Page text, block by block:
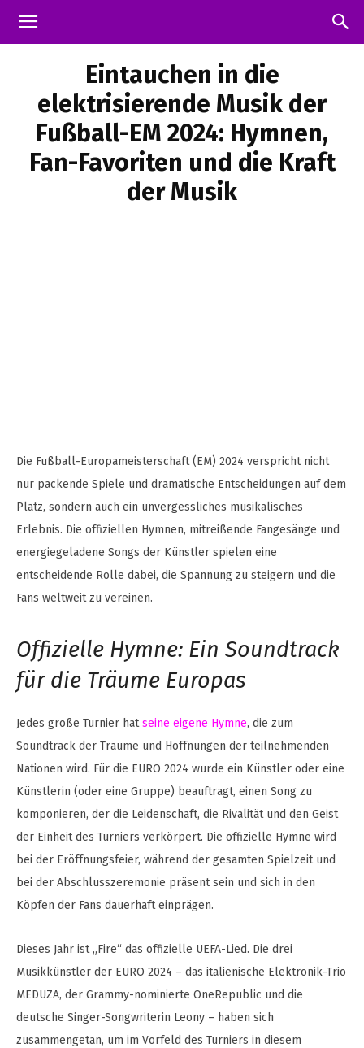
Eintauchen in die
elektrisierende Musik der
Fußball-EM 2024: Hymnen,
Fan-Favoriten und die Kraft
der Musik
Die Fußball-Europameisterschaft (EM) 2024 verspricht nicht
nur packende Spiele und dramatische Entscheidungen auf dem
Platz, sondern auch ein unvergessliches musikalisches
Erlebnis. Die offiziellen Hymnen, mitreißende Fangesänge und
energiegeladene Songs der Künstler spielen eine
entscheidende Rolle dabei, die Spannung zu steigern und die
Fans weltweit zu vereinen.
Offizielle Hymne: Ein Soundtrack
für die Träume Europas
Jedes große Turnier hatseine eigene Hymne, die zum
Soundtrack der Träume und Hoffnungen der teilnehmenden
Nationen wird. Für die EURO 2024 wurde ein Künstler oder eine
Künstlerin (oder eine Gruppe) beauftragt, einen Song zu
komponieren, der die Leidenschaft, die Rivalität und den Geist
der Einheit des Turniers verkörpert. Die offizielle Hymne wird
bei der Eröffnungsfeier, während der gesamten Spielzeit und
bei der Abschlusszeremonie präsent sein und sich in den
Köpfen der Fans dauerhaft einprägen.
Dieses Jahr ist „Fire“ das offizielle UEFA-Lied. Die drei
Musikkünstler der EURO 2024 – das italienische Elektronik-Trio
MEDUZA, der Grammy-nominierte OneRepublic und die
deutsche Singer-Songwriterin Leony – haben sich
zusammengetan, um im Vorfeld des Turniers in diesem